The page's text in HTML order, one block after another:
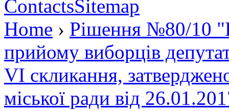
ContactsSitemap
Home › Рішення №80/10
прийому виборців
VI скликання,
міської ради від